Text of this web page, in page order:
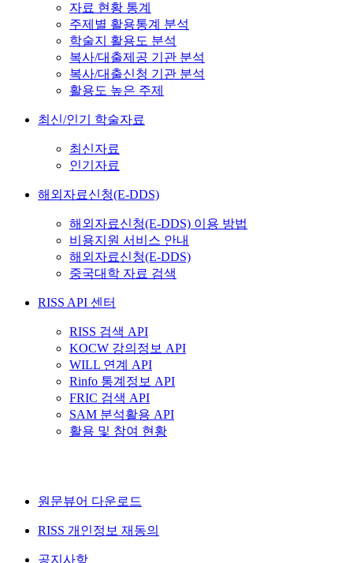
자료 현황 통계
주제별 활용통계 분석
학술지 활용도 분석
복사/대출제공 기관 분석
복사/대출신청 기관 분석
활용도 높은 주제
최신/인기 학술자료
최신자료
인기자료
해외자료신청(E-DDS)
해외자료신청(E-DDS) 이용 방법
비용지원 서비스 안내
해외자료신청(E-DDS)
중국대학 자료 검색
RISS API 센터
RISS 검색 API
KOCW 강의정보 API
WILL 연계 API
Rinfo 통계정보 API
FRIC 검색 API
SAM 분석활용 API
활용 및 참여 현황
원문뷰어 다운로드
RISS 개인정보 재동의
공지사항